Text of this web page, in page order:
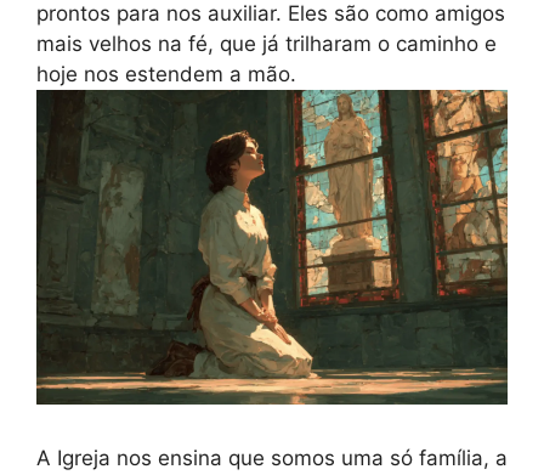
prontos para nos auxiliar. Eles são como amigos
mais velhos na fé, que já trilharam o caminho e
hoje nos estendem a mão.
A Igreja nos ensina que somos uma só família, a